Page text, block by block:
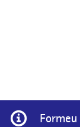
Informació
Formeu